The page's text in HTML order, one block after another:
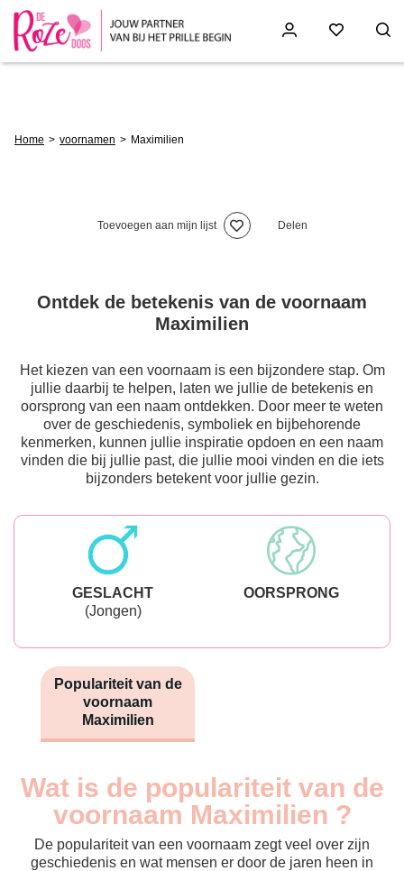
Home voornamen Maximilien
Toevoegen aan mijn lijst Delen
Ontdek de betekenis van de voornaam
Maximilien
Het kiezen van een voornaam is een bijzondere stap. Om
jullie daarbij te helpen, laten we jullie de betekenis en
oorsprong van een naam ontdekken. Door meer te weten
over de geschiedenis, symboliek en bijbehorende
kenmerken, kunnen jullie inspiratie opdoen en een naam
vinden die bij jullie past, die jullie mooi vinden en die iets
bijzonders betekent voor jullie gezin.
GESLACHT
(Jongen)
OORSPRONG
Populariteit van de
voornaam
Maximilien
Wat is de populariteit van de
voornaam Maximilien ?
De populariteit van een voornaam zegt veel over zijn
geschiedenis en wat mensen er door de jaren heen in
Année
Nouveaux-
nés
26
2010
28
2011
28